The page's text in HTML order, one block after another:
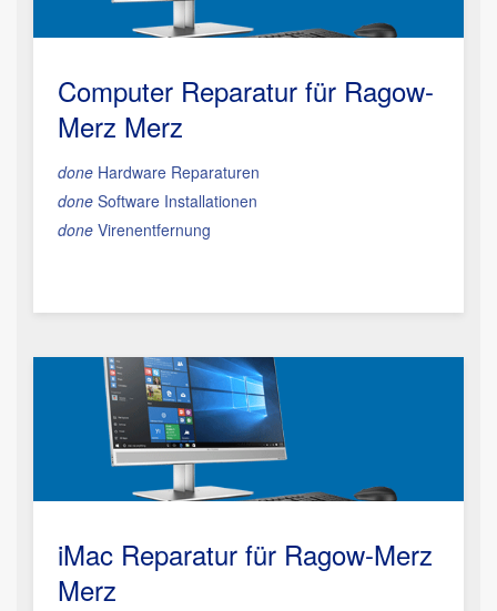
Computer Reparatur für Ragow-
Merz Merz
done Hardware Reparaturen
done Software Installationen
done Virenentfernung
iMac Reparatur für Ragow-Merz
Merz